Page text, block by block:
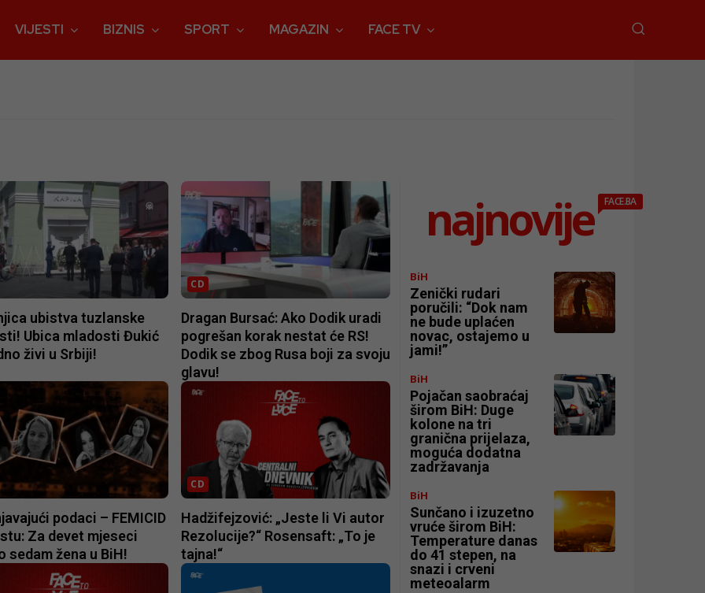
VIJESTI BIZNIS SPORT MAGAZIN FACE TV
ubistva tuzlanske
Ubica mladosti Đukić
živi u Srbiji!
CD
Dragan Bursać: Ako Dodik uradi
pogrešan korak nestat će RS!
Dodik se zbog Rusa boji za svoju
glavu!
podaci – FEMICID
Za devet mjeseci
sedam žena u BiH!
CD
Hadžifejzović: „Jeste li Vi autor
Rezolucije?“ Rosensaft: „To je
tajna!“
najnovije FACE.BA
BiH
Zenički rudari
poručili: “Dok nam
ne bude uplaćen
novac, ostajemo u
jami!”
BiH
Pojačan saobraćaj
širom BiH: Duge
kolone na tri
granična prijelaza,
moguća dodatna
zadržavanja
BiH
Sunčano i izuzetno
vruće širom BiH:
Temperature danas
do 41 stepen, na
snazi i crveni
meteoalarm